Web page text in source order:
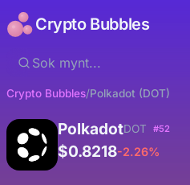
Crypto Bubbles
Crypto Bubbles/Polkadot (DOT)
PolkadotDOT #52
$0.8218-2.26%